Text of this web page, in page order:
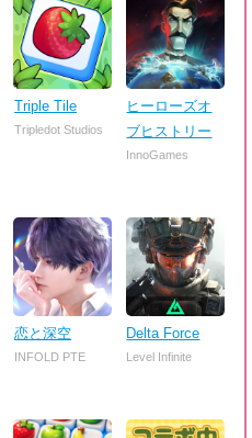
Triple Tile
Tripledot Studios
ヒーローズオ
ブヒストリー
InnoGames
恋と深空
INFOLD PTE
Delta Force
Level Infinite